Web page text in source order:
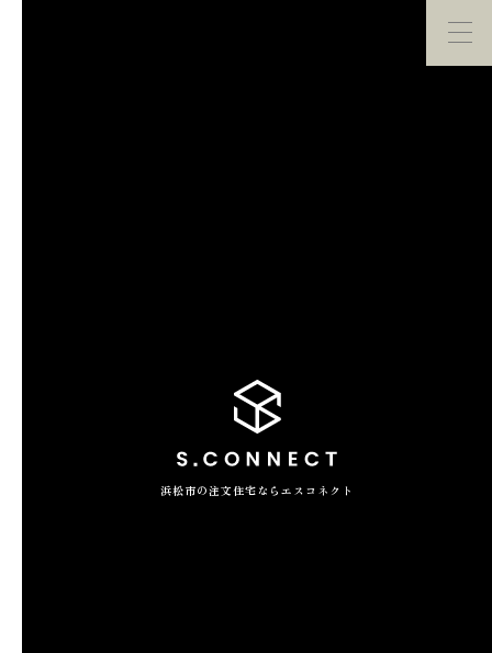
浜松市の注文住宅ならエスコネクト